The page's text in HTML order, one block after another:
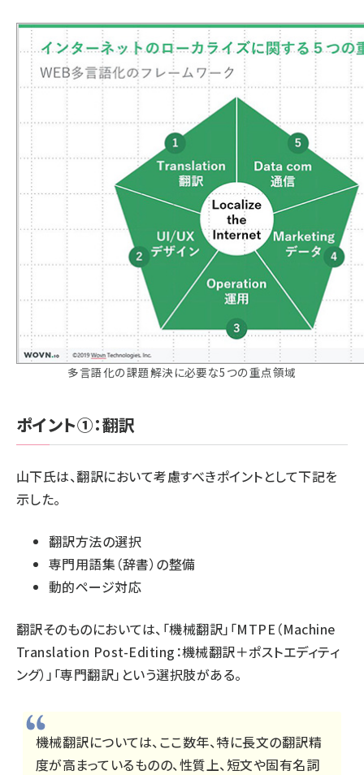
多言語化の課題解決に必要な5つの重点領域
ポイント①：翻訳
山下氏は、翻訳において考慮すべきポイントとして下記を
示した。
翻訳方法の選択
専門用語集（辞書）の整備
動的ページ対応
翻訳そのものにおいては、「機械翻訳」「MTPE（Machine
Translation Post-Editing：機械翻訳＋ポストエディティ
ング）」「専門翻訳」という選択肢がある。
機械翻訳については、ここ数年、特に長文の翻訳精
度が高まっているものの、性質上、短文や固有名詞